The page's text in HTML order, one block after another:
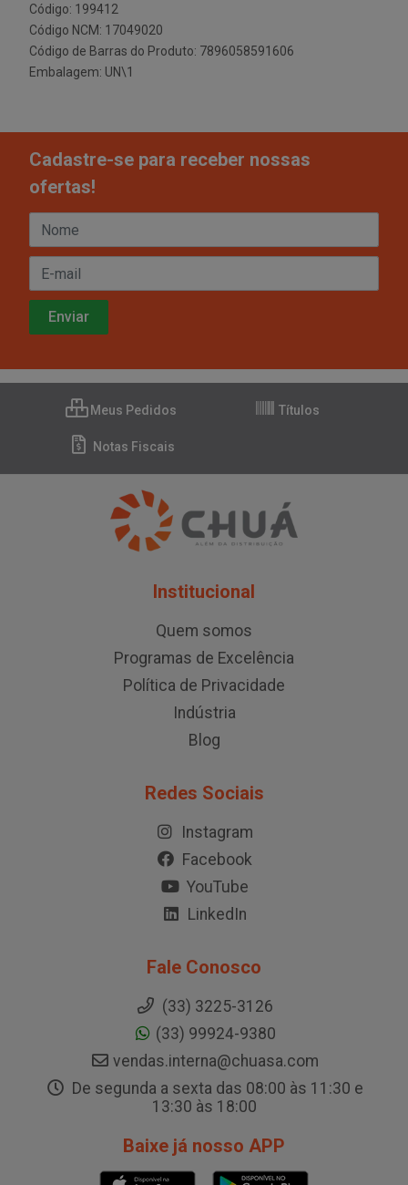
Código: 199412
Código NCM: 17049020
Código de Barras do Produto: 7896058591606
Embalagem: UN\1
Cadastre-se para receber nossas
ofertas!
Meus Pedidos Títulos
Notas Fiscais
Institucional
Quem somos
Programas de Excelência
Política de Privacidade
Indústria
Blog
Redes Sociais
Instagram
Facebook
YouTube
LinkedIn
Fale Conosco
(33) 3225-3126
(33) 99924-9380
vendas.interna@chuasa.com
De segunda a sexta das 08:00 às 11:30 e
13:30 às 18:00
Baixe já nosso APP